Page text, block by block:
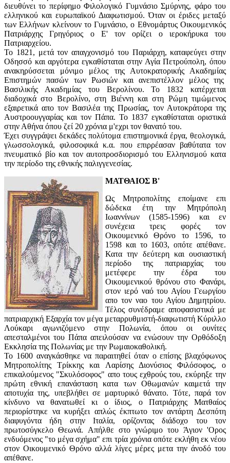
διευθύνει το περίφημο Φιλολογικό Γυμνάσιο Σμύρνης, φάρο του
ελληνικού και ευρωπαϊκού Διαφωτισμού. Όταν οι έριδες μεταξύ
των Ελλήνων κλείνουν το Γυμνάσιο, ο Εθνομάρτυς Οικουμενικός
Πατριάρχης Γρηγόριος ο Ε' τον ορίζει ο ιεροκήρυκα του
Πατριαρχείου.
Το 1821, μετά τον απαγχονισμό του Παριάρχη, καταφεύγει στην
Οδησσό και αργότερα εγκαθίσταται στην Αγία Πετρούπολη, όπου
ανακηρύσσεται μόνιμο μέλος της Αυτοκρατορικής Ακαδημίας
Επιστημών πασών των Ρωσιών και ανεπιστέλλον μέλος της
Βασιλικής Ακαδημίας του Βερολίνου. Το 1832 κατέρχεται
διαδοχικά στο Βερολίνο, στη Βιέννη και στη Ρώμη τιμώμενος
εξαιρετικά απο τον Βασιλέα της Πρωσίας, τον Αυτοκράτορα της
Αυστροουγγαρίας και τον Πάπα. Το 1837 εγκαθίσταται οριστικά
στην Αθήνα όπου ζεί 20 χρόνια μ'εχρι τον θανατό του.
Έχει συγγράψει δεκάδες πολύτομα επιστημονικά έργα, θεολογικά,
γλωσσολογικά, φιλοσοφικά κ.α. που επιρρέασαν βαθύτατα τον
πνευματικό βίο και τον αυτοπροσδιορισμό του Ελληνισμού κατα
την περίοδο της εθνικής παλιγγενεσίας.
ΜΑΤΘΑΙΟΣ Β'
Ως Μητροπολίτης εποίμανε επι
δώδεκα έτη την Μητρόπολη
Ιωαννίνων (1585-1596) και εν
συνέχεια τρεις φορές τον
Οικουμενικό Θρόνο το 1596, το
1598 και το 1603, οπότε απέθανε.
Κατα την δεύτερη και ουσιαστική
περίοδο της πατριαρχίας του
μετέφερε την έδρα του
Οικουμενικού θρόνου στο Φανάρι,
στον ιερό ναό του Αγίου Γεωργίου
απο τον ναο του Αγίου Δημητρίου.
Τέλος συνέδραμε αποφασιστικά με
πατριαρχική Εξαρχία τον μέγα μεταρρυθμιστή-διαφωτιστή Κύριλλο
Λούκαρι αγωνιζόμενο στην Πολωνία, όπου οι ουνίτες
απεσταλμένοι του Πάπα απειλούσαν να ενώσουν την Ορθόδοξη
Εκκλησία της Πολωνίας με την Ρωμαιοκαθολική.
Το 1600 αναγκάσθηκε να παραιτηθεί όταν ο επίσης βλαχόφωνος
Μητροπολίτης Τρίκκης και Λαρίσης Διονύσιος Φιλόσοφος, ο
επικαλούμενος "Σκυλόσοφος" απο τους εχθρούς του, εκύρηξε την
πρώτη εθνική επανάσταση κατα των Οθωμανών καιμετά την
αποτυχία της, υπεβλήθει σε μαρτυρικό θάνατο. Τότε, παρά τον
κίνδυνο να θανατωθεί κι ο ίδιος, ο Πατριάρχης Ματθαίος
περιορίστηκε να κυρήξει απλώς έκπτωτο τον αντάρτη Δεσπότη
διαφυγόντα ήδη στην Ιταλία, ορίζοντας διάδοχο του τον
πρωτοσύγκελο Θεωνά. Απήλθε στο γνώριμο του Άγιον 'Ορος
ενδυόμενος "το μέγα σχήμα" επι τρία χρόνια οπότε εκλήθη εκ νέου
στον Οικουμενικό Θρόνο αλλά λίγες μέρες μετα την άνοδό του
απέθανε.